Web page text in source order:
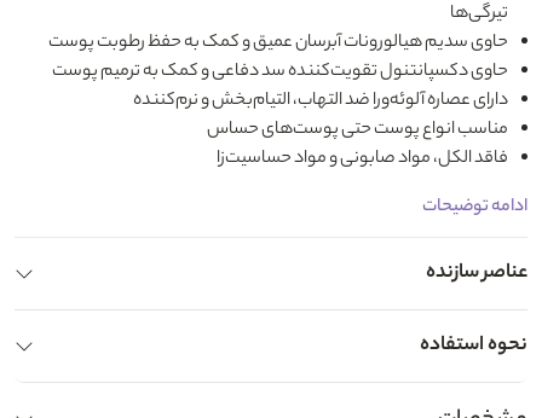
تیرگی‌ها
حاوی سدیم هیالورونات آبرسان عمیق و کمک به حفظ رطوبت پوست
حاوی دکسپانتنول تقویت‌کننده سد دفاعی و کمک به ترمیم پوست
دارای عصاره آلوئه‌ورا ضد التهاب، التیام‌بخش و نرم‌کننده
مناسب انواع پوست حتی پوست‌های حساس
فاقد الکل، مواد صابونی و مواد حساسیت‌زا
ادامه توضیحات
عناصر سازنده
نحوه استفاده